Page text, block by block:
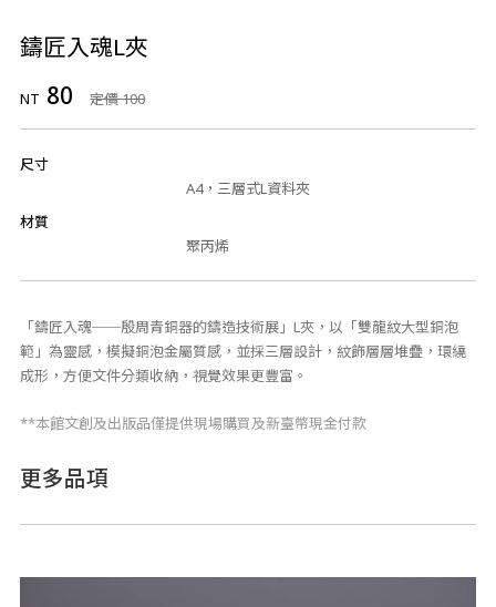
鑄匠入魂L夾
NT 80 定價 100
尺寸
A4，三層式L資料夾
材質
聚丙烯
「鑄匠入魂──殷周青銅器的鑄造技術展」L夾，以「雙龍紋大型銅泡
範」為靈感，模擬銅泡金屬質感，並採三層設計，紋飾層層堆疊，環繞
成形，方便文件分類收納，視覺效果更豐富。
**本館文創及出版品僅提供現場購買及新臺幣現金付款
更多品項